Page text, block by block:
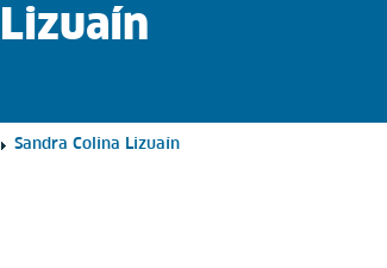
Sandra Colina Lizuaín